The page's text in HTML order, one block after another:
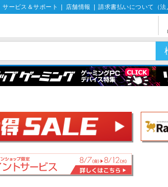
サービス＆サポート 店舗情報 請求書払いについて（法